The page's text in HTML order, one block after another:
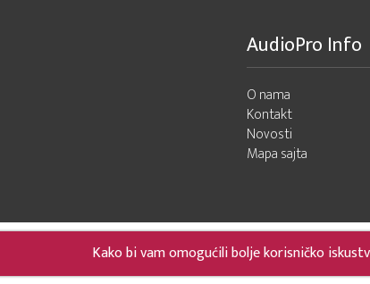
Kako bi vam omogućili bolje korisničko
AudioPro Info
O nama
Kontakt
Novosti
Mapa sajta
Developed by LABNET.RS